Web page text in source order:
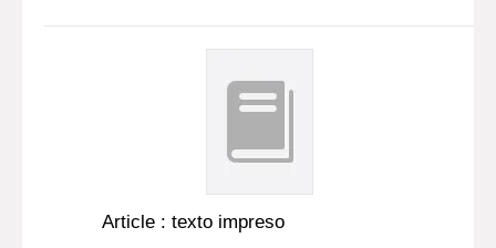
Article : texto impreso